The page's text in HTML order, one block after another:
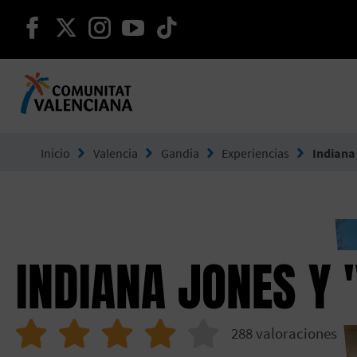
seguir en facebook
seguir en twitter
seguir en instagram
seguir en youtube
Inicio Valencia Gandia Experiencias
INDIANA JONES
288valoraciones